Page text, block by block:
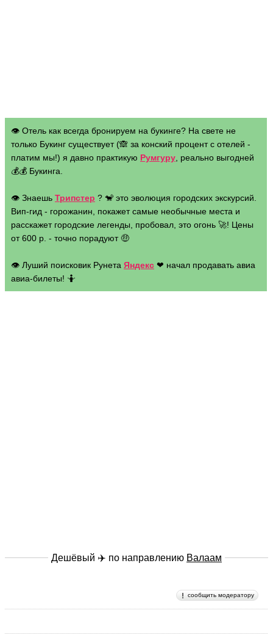
👁 Отель как всегда бронируем на букинге? На свете не
только Букинг существует (🙈 за конский процент с отелей -
платим мы!) я давно практикую Румгуру , реально выгодней
💰💰 Букинга.
👁 Знаешь Трипстер ? 🐒 это эволюция городских экскурсий.
Вип-гид - горожанин, покажет самые необычные места и
расскажет городские легенды, пробовал, это огонь 🚀! Цены
от 600 р. - точно порадуют 🤑
👁 Луший поисковик Рунета Яндекс ❤ начал продавать авиа
авиа-билеты! 🤷
Дешёвый ✈️ по направлению Валаам
сообщить модератору